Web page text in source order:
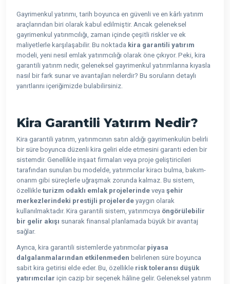
Gayrimenkul yatırımı, tarih boyunca en güvenli ve en kârlı yatırım
araçlarından biri olarak kabul edilmiştir. Ancak geleneksel
gayrimenkul yatırımcılığı, zaman içinde çeşitli riskler ve ek
maliyetlerle karşılaşabilir. Bu noktada kira garantili yatırım
modeli, yeni nesil emlak yatırımcılığı olarak öne çıkıyor. Peki, kira
garantili yatırım nedir, geleneksel gayrimenkul yatırımlarına kıyasla
nasıl bir fark sunar ve avantajları nelerdir? Bu soruların detaylı
yanıtlarını içeriğimizde bulabilirsiniz.
Kira Garantili Yatırım Nedir?
Kira garantili yatırım, yatırımcının satın aldığı gayrimenkulün belirli
bir süre boyunca düzenli kira geliri elde etmesini garanti eden bir
sistemdir. Genellikle inşaat firmaları veya proje geliştiricileri
tarafından sunulan bu modelde, yatırımcılar kiracı bulma, bakım-
onarım gibi süreçlerle uğraşmak zorunda kalmaz. Bu sistem,
özellikle turizm odaklı emlak projelerinde veya şehir
merkezlerindeki prestijli projelerde yaygın olarak
kullanılmaktadır. Kira garantili sistem, yatırımcıya öngörülebilir
bir gelir akışı sunarak finansal planlamada büyük bir avantaj
sağlar.
Ayrıca, kira garantili sistemlerde yatırımcılar piyasa
dalgalanmalarından etkilenmeden belirlenen süre boyunca
sabit kira getirisi elde eder. Bu, özellikle risk toleransı düşük
yatırımcılar için cazip bir seçenek hâline gelir. Geleneksel yatırım